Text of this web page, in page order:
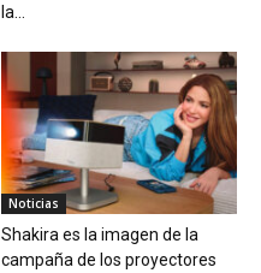
la...
Noticias
Shakira es la imagen de la
campaña de los proyectores